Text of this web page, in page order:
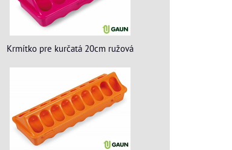
Krmítko pre kurčatá 20cm ružová